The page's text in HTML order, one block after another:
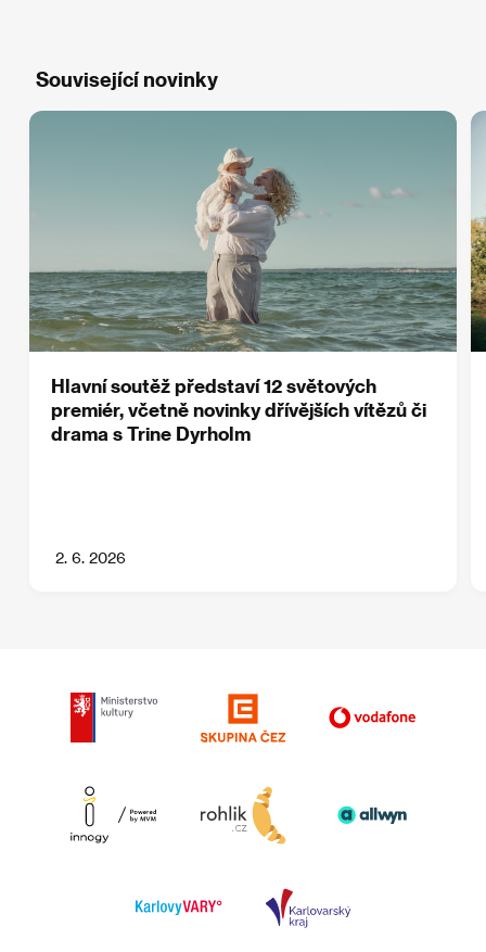
Související novinky
Hlavní soutěž představí 12 světových
premiér, včetně novinky dřívějších vítězů či
drama s Trine Dyrholm
2. 6. 2026